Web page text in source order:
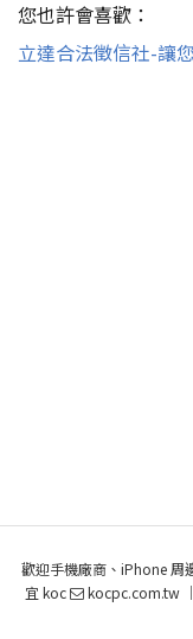
您也許會喜歡：
立達合法徵信社-讓
歡迎手機廠商、iPhone 周
宜 koc
kocpc.com.tw ｜